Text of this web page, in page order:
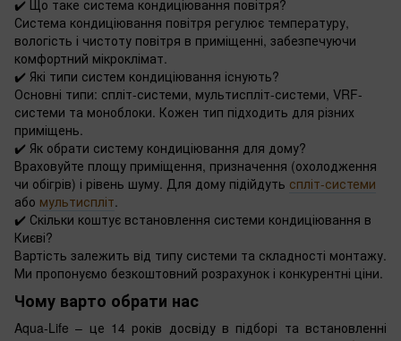
✔️ Що таке система кондиціювання повітря?
Система кондиціювання повітря регулює температуру,
вологість і чистоту повітря в приміщенні, забезпечуючи
комфортний мікроклімат.
✔️ Які типи систем кондиціювання існують?
Основні типи: спліт-системи, мультиспліт-системи, VRF-
системи та моноблоки. Кожен тип підходить для різних
приміщень.
✔️ Як обрати систему кондиціювання для дому?
Враховуйте площу приміщення, призначення (охолодження
чи обігрів) і рівень шуму. Для дому підійдуть спліт-системи
або мультиспліт.
✔️ Скільки коштує встановлення системи кондиціювання в
Києві?
Вартість залежить від типу системи та складності монтажу.
Ми пропонуємо безкоштовний розрахунок і конкурентні ціни.
Чому варто обрати нас
Aqua-Life – це 14 років досвіду в підборі та встановленні